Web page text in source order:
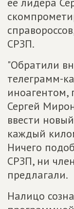
СРЗП.
"Обратили
телеграмм-
иноагентом,
Сергей
ввести
каждый
Ничего
СРЗП, ни
предлагали.
Налицо